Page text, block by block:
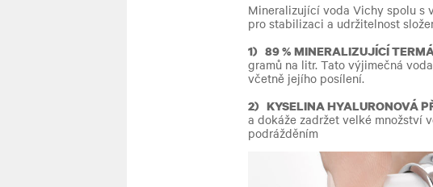
Mineralizující voda Vichy spolu s
pro stabilizaci a udržitelnost
1) 89 % MINERALIZUJÍCÍ
gramů na litr. Tato výjimečná
včetně jejího posílení.
2) KYSELINA HYALURONOVÁ
a dokáže zadržet velké množství
podrážděním